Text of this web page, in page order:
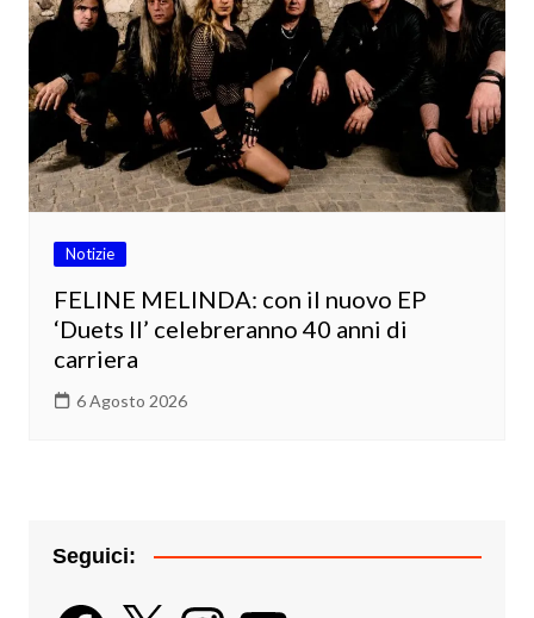
Notizie
FELINE MELINDA: con il nuovo EP
‘Duets II’ celebreranno 40 anni di
carriera
6 Agosto 2026
Seguici:
Facebook
X InstagramYouTube